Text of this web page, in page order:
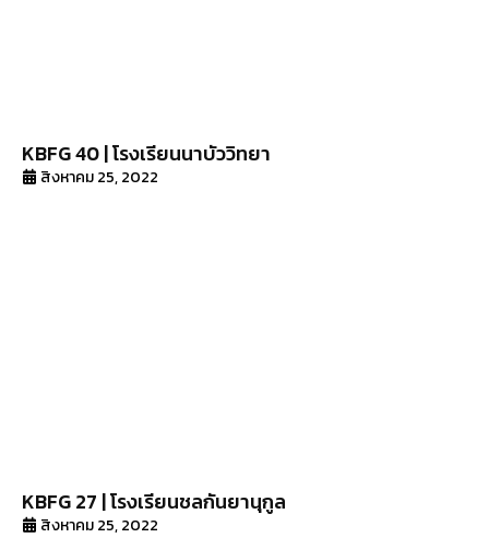
KBFG 40 | โรงเรียนนาบัววิทยา
สิงหาคม 25, 2022
KBFG 27 | โรงเรียนชลกันยานุกูล
สิงหาคม 25, 2022